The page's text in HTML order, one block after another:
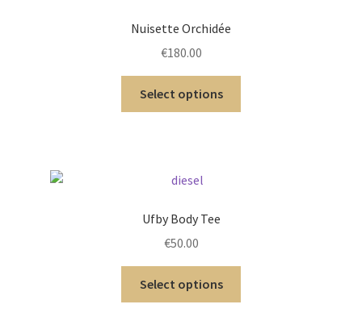
Nuisette Orchidée
€180.00
Select options
Ufby Body Tee
€50.00
Select options